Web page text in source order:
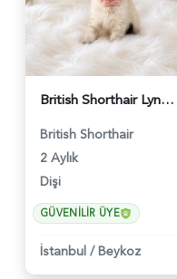
British Shorthair Lynx Point Güzel Kızımız - 4640
British Shorthair
2 Aylık
Dişi
GÜVENILIR ÜYE
İstanbul / Beykoz